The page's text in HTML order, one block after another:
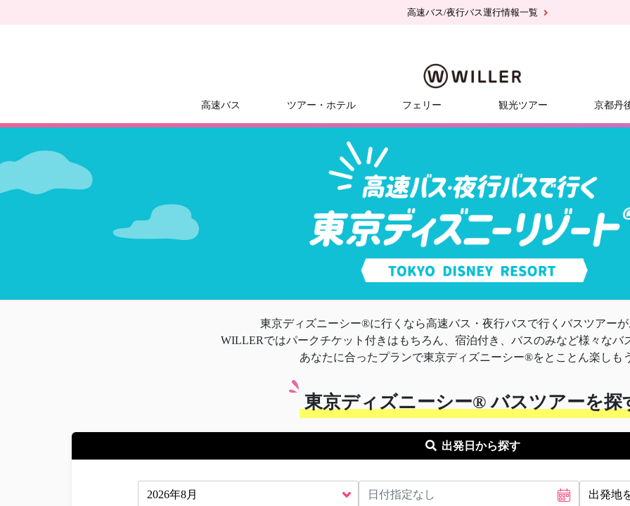
高速バス/夜行バス運行情報一覧
高速バス ツアー・ホテル フェリー 観光ツアー 京都丹
東京ディズニーシー®に行くなら高速バス・夜行バスで行くバスツアーが
WILLERではパークチケット付きはもちろん、宿泊付き、バスのみなど様々なバ
あなたに合ったプランで東京ディズニーシー®をとことん楽しも
東京ディズニーシー® バスツアーを探
出発日から探す